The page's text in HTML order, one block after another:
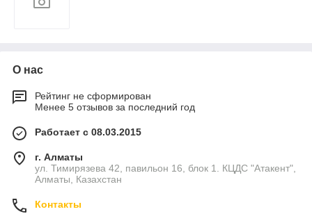
О нас
Рейтинг не сформирован
Менее 5 отзывов за последний год
Работает с 08.03.2015
г. Алматы
ул. Тимирязева 42, павильон 16, блок 1. КЦДС "Атакент",
Алматы, Казахстан
Контакты